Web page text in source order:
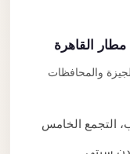
القاهرة
والمحافظات
التجمع الخامس
سيتي